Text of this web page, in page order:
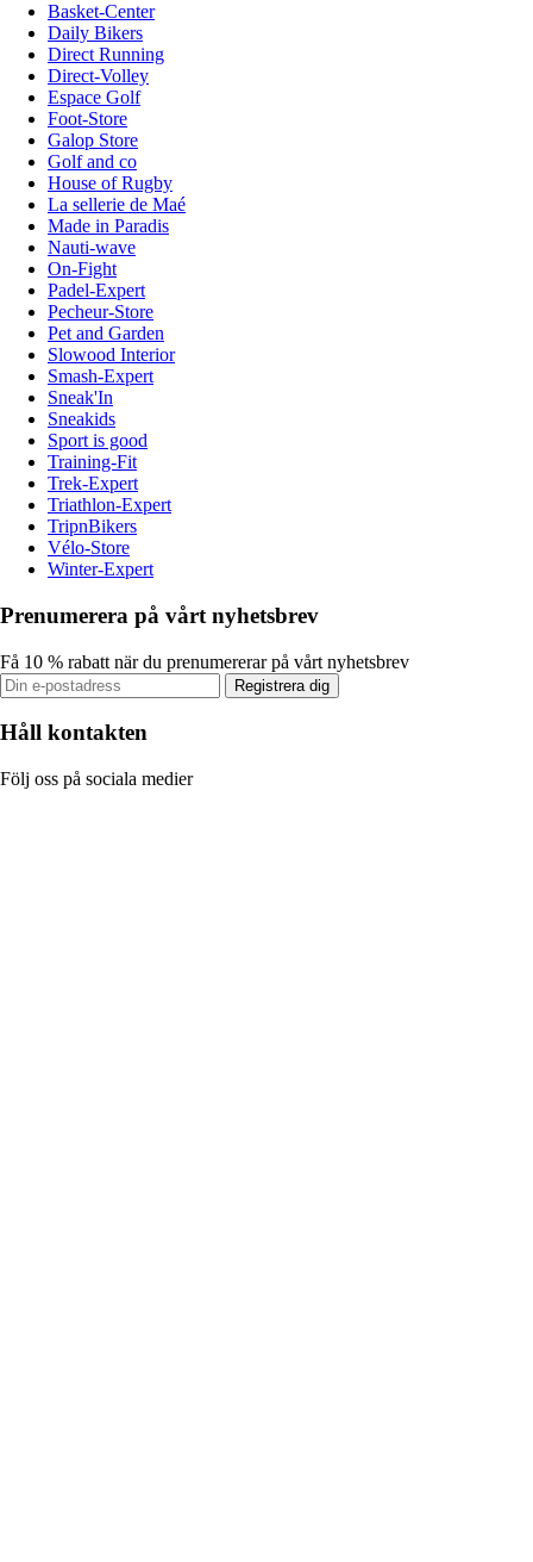
Basket-Center
Daily Bikers
Direct Running
Direct-Volley
Espace Golf
Foot-Store
Galop Store
Golf and co
House of Rugby
La sellerie de Maé
Made in Paradis
Nauti-wave
On-Fight
Padel-Expert
Pecheur-Store
Pet and Garden
Slowood Interior
Smash-Expert
Sneak'In
Sneakids
Sport is good
Training-Fit
Trek-Expert
Triathlon-Expert
TripnBikers
Vélo-Store
Winter-Expert
Prenumerera på vårt nyhetsbrev
Få 10 % rabatt när du prenumererar på vårt nyhetsbrev
Registrera dig
Håll kontakten
Följ oss på sociala medier